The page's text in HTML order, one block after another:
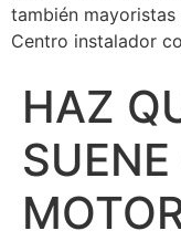
también mayoristas
Centro instalador
HAZ